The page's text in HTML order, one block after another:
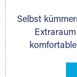
Selbst
gehören z. B.